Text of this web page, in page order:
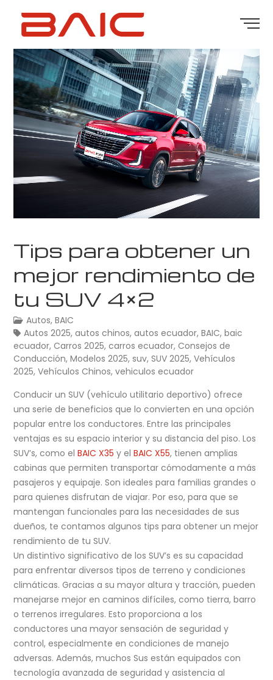
Tips para obtener un
mejor rendimiento de
tu SUV 4×2
Autos,BAIC
Autos 2025,autos chinos,autos ecuador,BAIC,baic
ecuador,Carros 2025,carros ecuador,Consejos de
Conducción,Modelos 2025,suv,SUV 2025,Vehículos
2025,Vehículos Chinos,vehiculos ecuador
Conducir un SUV (vehículo utilitario deportivo) ofrece
una serie de beneficios que lo convierten en una opción
popular entre los conductores. Entre las principales
ventajas es su espacio interior y su distancia del piso. Los
SUV’s, como elBAIC X35 y elBAIC X55, tienen amplias
cabinas que permiten transportar cómodamente a más
pasajeros y equipaje. Son ideales para familias grandes o
para quienes disfrutan de viajar. Por eso, para que se
mantengan funcionales para las necesidades de sus
dueños, te contamos algunos tips para obtener un mejor
rendimiento de tu SUV.
Un distintivo significativo de los SUV’s es su capacidad
para enfrentar diversos tipos de terreno y condiciones
climáticas. Gracias a su mayor altura y tracción, pueden
manejarse mejor en caminos difíciles, como tierra, barro
o terrenos irregulares. Esto proporciona a los
conductores una mayor sensación de seguridad y
control, especialmente en condiciones de manejo
adversas. Además, muchos Sus están equipados con
tecnología avanzada de seguridad y asistencia al